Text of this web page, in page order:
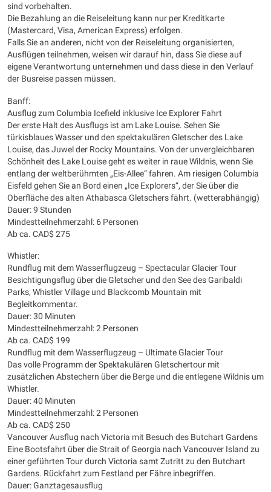
sind vorbehalten.
Die Bezahlung an die Reiseleitung kann nur per Kreditkarte
(Mastercard, Visa, American Express) erfolgen.
Falls Sie an anderen, nicht von der Reiseleitung organisierten,
Ausflügen teilnehmen, weisen wir darauf hin, dass Sie diese auf
eigene Verantwortung unternehmen und dass diese in den Verlauf
der Busreise passen müssen.
Banff:
Ausflug zum Columbia Icefield inklusive Ice Explorer Fahrt
Der erste Halt des Ausflugs ist am Lake Louise. Sehen Sie
türkisblaues Wasser und den spektakulären Gletscher des Lake
Louise, das Juwel der Rocky Mountains. Von der unvergleichbaren
Schönheit des Lake Louise geht es weiter in raue Wildnis, wenn Sie
entlang der weltberühmten „Eis-Allee“ fahren. Am riesigen Columbia
Eisfeld gehen Sie an Bord einen „Ice Explorers“, der Sie über die
Oberfläche des alten Athabasca Gletschers fährt. (wetterabhängig)
Dauer: 9 Stunden
Mindestteilnehmerzahl: 6 Personen
Ab ca. CAD$ 275
Whistler:
Rundflug mit dem Wasserflugzeug – Spectacular Glacier Tour
Besichtigungsflug über die Gletscher und den See des Garibaldi
Parks, Whistler Village und Blackcomb Mountain mit
Begleitkommentar.
Dauer: 30 Minuten
Mindestteilnehmerzahl: 2 Personen
Ab ca. CAD$ 199
Rundflug mit dem Wasserflugzeug – Ultimate Glacier Tour
Das volle Programm der Spektakulären Gletschertour mit
zusätzlichen Abstechern über die Berge und die entlegene Wildnis um
Whistler.
Dauer: 40 Minuten
Mindestteilnehmerzahl: 2 Personen
Ab ca. CAD$ 250
Vancouver Ausflug nach Victoria mit Besuch des Butchart Gardens
Eine Bootsfahrt über die Strait of Georgia nach Vancouver Island zu
einer geführten Tour durch Victoria samt Zutritt zu den Butchart
Gardens. Rückfahrt zum Festland per Fähre inbegriffen.
Dauer: Ganztagesausflug